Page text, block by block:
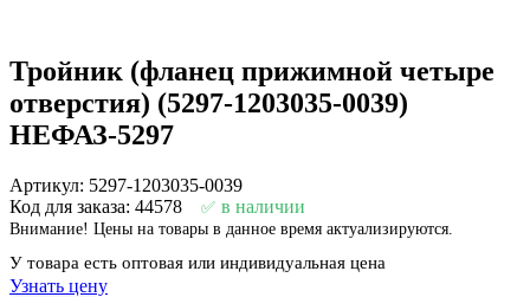
Тройник (фланец прижимной четыре
отверстия) (5297-1203035-0039)
НЕФАЗ-5297
Артикул: 5297-1203035-0039
Код для заказа: 44578
в наличии
Внимание! Цены на товары в данное время актуализируются.
У товара есть оптовая или индивидуальная цена
Узнать цену